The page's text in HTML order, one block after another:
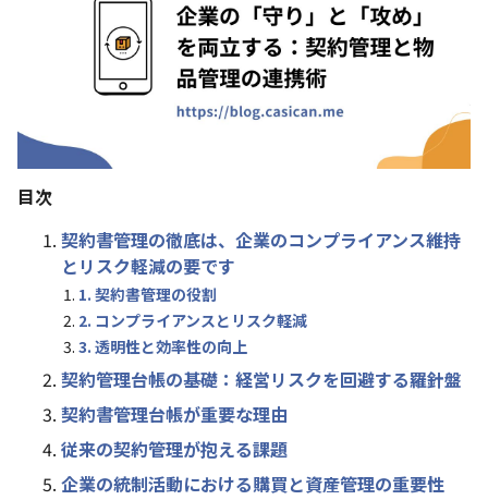
目次
契約書管理の徹底は、企業のコンプライアンス維持
とリスク軽減の要です
1. 契約書管理の役割
2. コンプライアンスとリスク軽減
3. 透明性と効率性の向上
契約管理台帳の基礎：経営リスクを回避する羅針盤
契約書管理台帳が重要な理由
従来の契約管理が抱える課題
企業の統制活動における購買と資産管理の重要性